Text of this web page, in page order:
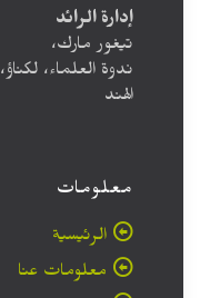
إدارة الرائد
تيغور مارك،
ندوة العلماء، لكناؤ، ۲۲٦۰۰۷
الهند
معلومات
الرئيسية
معلومات عنا